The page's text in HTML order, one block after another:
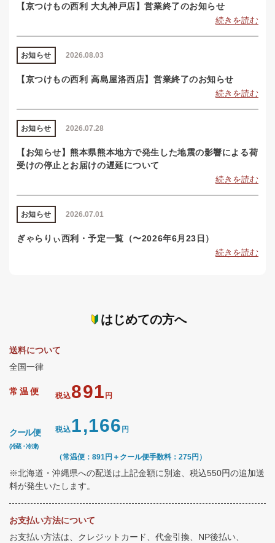
【京つけもの西利 大丸神戸店】営業終了のお知らせ
続きを読む
2026.08.03
お知らせ
【京つけもの西利 高島屋洛西店】営業終了のお知らせ
続きを読む
2026.07.28
お知らせ
【お知らせ】熊本県熊本地方で発生した地震の影響による荷
受けの停止とお届けの遅延について
続きを読む
2026.07.01
お知らせ
ぎゃらりぃ西利・予定一覧（〜2026年6月23日）
続きを読む
はじめての方へ
送料について
全国一律
常温便 税込891 円
クール便
(冷蔵・冷凍)
税込1,166 円
（常温便：891円＋クール便手数料：275円）
※北海道・沖縄県への配送は上記金額に別途、税込550円の追加送
料が発生いたします。
お支払い方法について
お支払い方法は、クレジットカード、代金引換、NP後払い、